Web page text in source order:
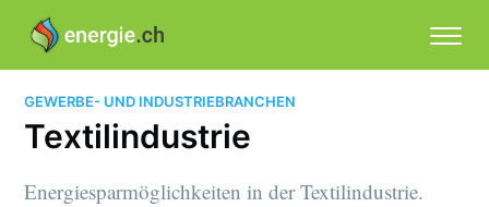
GEWERBE- UND INDUSTRIEBRANCHEN
Textilindustrie
Energiesparmöglichkeiten in der Textilindustrie.